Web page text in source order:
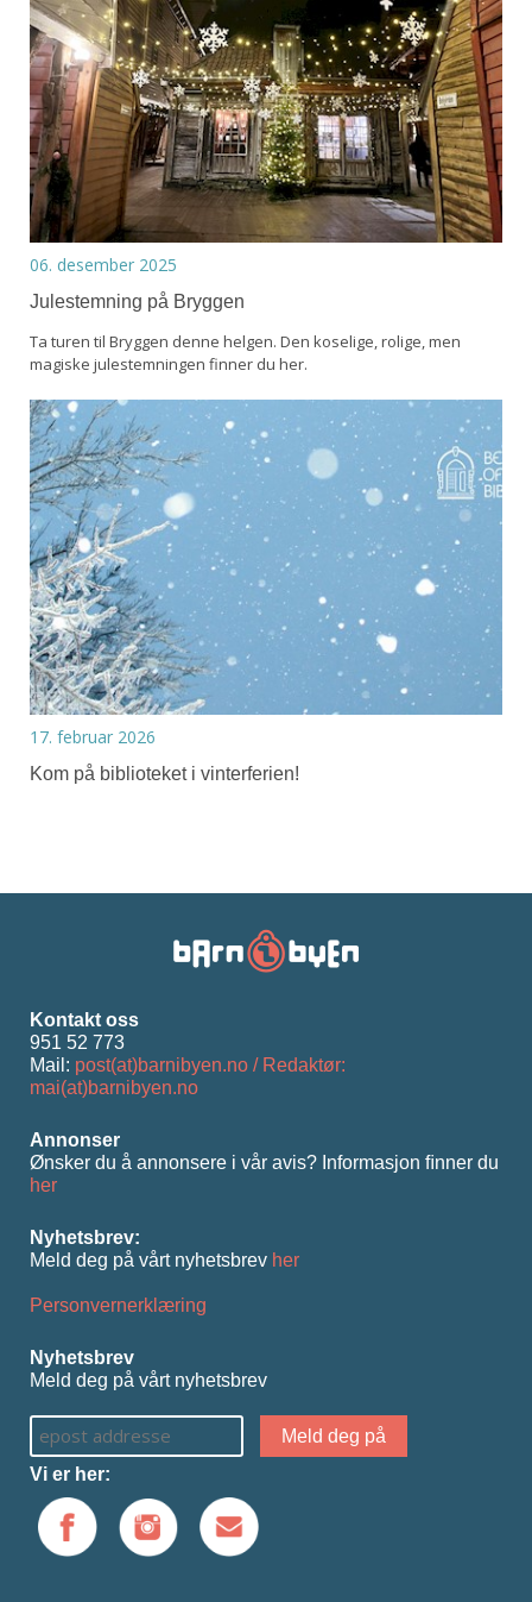
06. desember 2025
Julestemning på Bryggen
Ta turen til Bryggen denne helgen. Den koselige, rolige, men
magiske julestemningen finner du her.
17. februar 2026
Kom på biblioteket i vinterferien!
Kontakt oss
951 52 773
Mail: post(at)barnibyen.no / Redaktør:
mai(at)barnibyen.no
Annonser
Ønsker du å annonsere i vår avis? Informasjon ﬁnner du
her
Nyhetsbrev:
Meld deg på vårt nyhetsbrev her
Personvernerklæring
Nyhetsbrev
Meld deg på vårt nyhetsbrev
Vi er her: